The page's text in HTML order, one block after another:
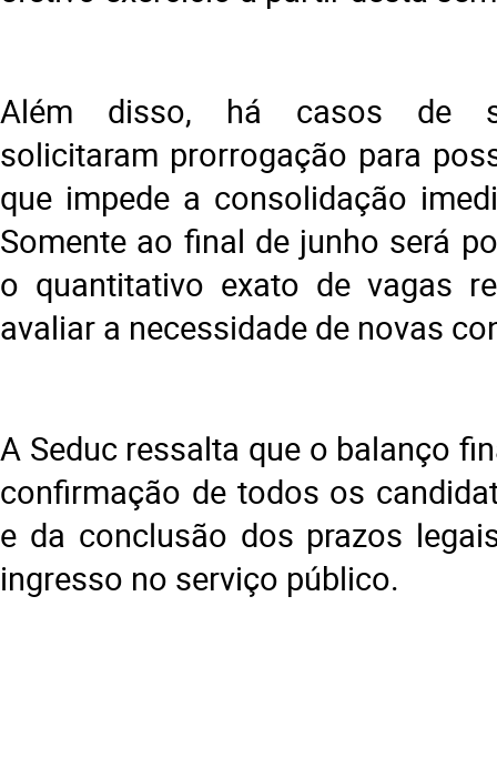
Além disso, há casos de
solicitaram prorrogação para
que impede a consolidação
Somente ao final de junho será
o quantitativo exato de vagas
avaliar a necessidade de novas
A Seduc ressalta que o balanço
confirmação de todos os
e da conclusão dos prazos
ingresso no serviço público.